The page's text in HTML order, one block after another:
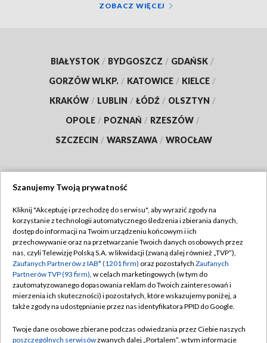
ZOBACZ WIĘCEJ
BIAŁYSTOK / BYDGOSZCZ / GDAŃSK /
GORZÓW WLKP. / KATOWICE / KIELCE /
KRAKÓW / LUBLIN / ŁÓDŹ / OLSZTYN /
OPOLE / POZNAŃ / RZESZÓW /
SZCZECIN / WARSZAWA / WROCŁAW
TVP
Abonament TVP
Emisja w TVP
Centrum informacji TVP
Naziemna Telewizja Cyfrowa
Rada Programowa
Regulamin TVP
Polityka prywatności
Moje zgody
Pomoc
Szanujemy Twoją prywatność
Kliknij "Akceptuję i przechodzę do serwisu", aby wyrazić zgody na
korzystanie z technologii automatycznego śledzenia i zbierania danych,
dostęp do informacji na Twoim urządzeniu końcowym i ich
przechowywanie oraz na przetwarzanie Twoich danych osobowych przez
nas, czyli Telewizję Polską S.A. w likwidacji (zwaną dalej również „TVP”),
Zaufanych Partnerów z IAB* (1201 firm) oraz pozostałych Zaufanych
Partnerów TVP (93 firm), w celach marketingowych (w tym do
zautomatyzowanego dopasowania reklam do Twoich zainteresowań i
mierzenia ich skuteczności) i pozostałych, które wskazujemy poniżej, a
także zgody na udostępnianie przez nas identyfikatora PPID do Google.
Twoje dane osobowe zbierane podczas odwiedzania przez Ciebie naszych
poszczególnych serwisówzwanych dalej „Portalem”, w tym informacje